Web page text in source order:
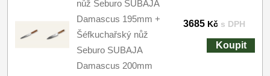
nůž Seburo SUBAJA
Damascus 195mm +
Šéfkuchařský nůž
Seburo SUBAJA
Damascus 200mm
3685 Kč s DPH
Koupit